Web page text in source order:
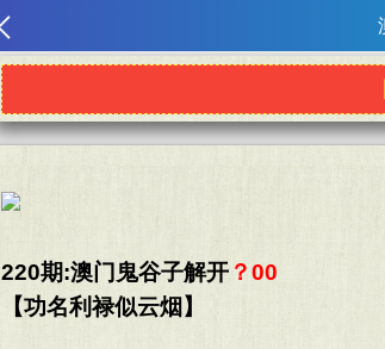
220期:澳门鬼谷子解开 ？00
【功名利禄似云烟】